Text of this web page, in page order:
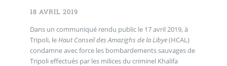
18 AVRIL 2019
Dans un communiqué rendu public le 17 avril 2019, à
Tripoli, leHaut Conseil des Amazighs de la Libye(HCAL)
condamne avec force les bombardements sauvages de
Tripoli effectués par les milices du criminel Khalifa